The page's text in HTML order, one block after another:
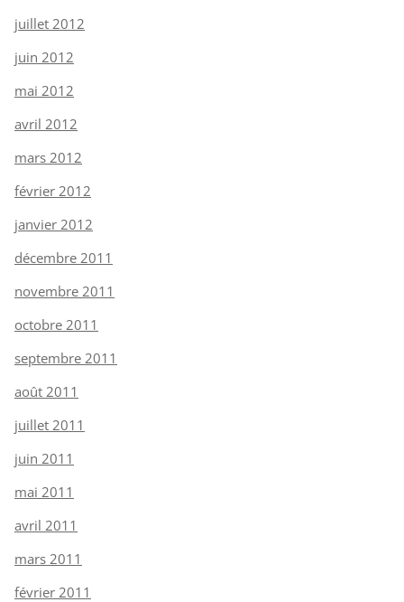
juillet 2012
juin 2012
mai 2012
avril 2012
mars 2012
février 2012
janvier 2012
décembre 2011
novembre 2011
octobre 2011
septembre 2011
août 2011
juillet 2011
juin 2011
mai 2011
avril 2011
mars 2011
février 2011